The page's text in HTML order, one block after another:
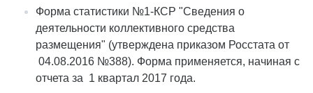
Форма статистики №1-КСР "Сведения о
деятельности коллективного средства
размещения" (утверждена приказом Росстата от
04.08.2016 №388). Форма применяется, начиная с
отчета за 1 квартал 2017 года.